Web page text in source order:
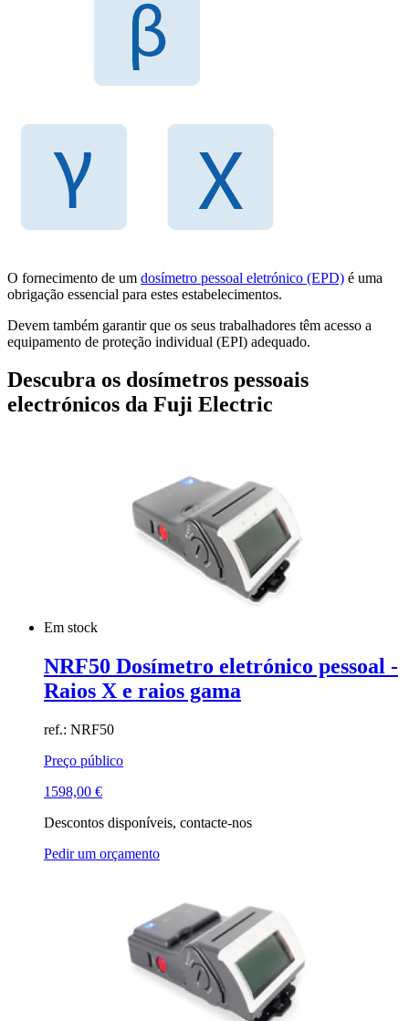
O fornecimento de um dosímetro pessoal eletrónico (EPD) é uma
obrigação essencial para estes estabelecimentos.
Devem também garantir que os seus trabalhadores têm acesso a
equipamento de proteção individual (EPI) adequado.
Descubra os dosímetros pessoais
electrónicos da Fuji Electric
Em stock
NRF50 Dosímetro eletrónico pessoal -
Raios X e raios gama
ref.: NRF50
Preço público
1598,00 €
Descontos disponíveis, contacte-nos
Pedir um orçamento